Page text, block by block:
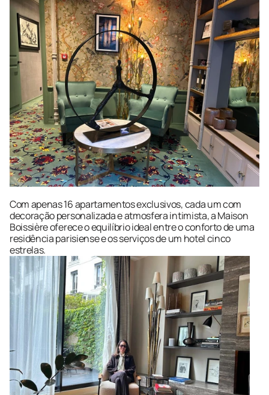
Com apenas 16 apartamentos exclusivos, cada um com
decoração personalizada e atmosfera intimista, a Maison
Boissière oferece o equilíbrio ideal entre o conforto de uma
residência parisiense e os serviços de um hotel cinco
estrelas.